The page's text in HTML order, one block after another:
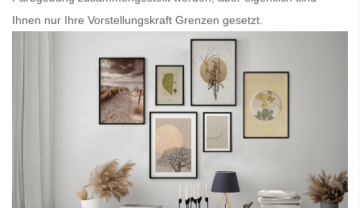
Ihnen nur Ihre Vorstellungskraft Grenzen gesetzt.